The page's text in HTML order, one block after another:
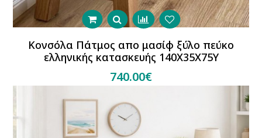
Κονσόλα Πάτμος απο μασίφ ξύλο πεύκο
ελληνικής κατασκευής 140Χ35Χ75Υ
740.00€